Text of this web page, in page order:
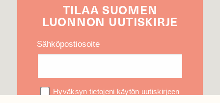
TILAA SUOMEN
LUONNON UUTIS­KIRJE
Sähköpostiosoite
Hyväksyn tietojeni käytön uutiskirjeen